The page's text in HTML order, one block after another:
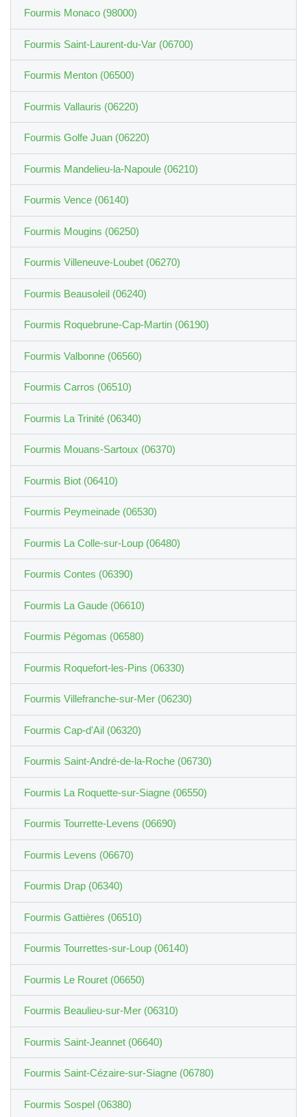
Fourmis Monaco (98000)
Fourmis Saint-Laurent-du-Var (06700)
Fourmis Menton (06500)
Fourmis Vallauris (06220)
Fourmis Golfe Juan (06220)
Fourmis Mandelieu-la-Napoule (06210)
Fourmis Vence (06140)
Fourmis Mougins (06250)
Fourmis Villeneuve-Loubet (06270)
Fourmis Beausoleil (06240)
Fourmis Roquebrune-Cap-Martin (06190)
Fourmis Valbonne (06560)
Fourmis Carros (06510)
Fourmis La Trinité (06340)
Fourmis Mouans-Sartoux (06370)
Fourmis Biot (06410)
Fourmis Peymeinade (06530)
Fourmis La Colle-sur-Loup (06480)
Fourmis Contes (06390)
Fourmis La Gaude (06610)
Fourmis Pégomas (06580)
Fourmis Roquefort-les-Pins (06330)
Fourmis Villefranche-sur-Mer (06230)
Fourmis Cap-d'Ail (06320)
Fourmis Saint-André-de-la-Roche (06730)
Fourmis La Roquette-sur-Siagne (06550)
Fourmis Tourrette-Levens (06690)
Fourmis Levens (06670)
Fourmis Drap (06340)
Fourmis Gattières (06510)
Fourmis Tourrettes-sur-Loup (06140)
Fourmis Le Rouret (06650)
Fourmis Beaulieu-sur-Mer (06310)
Fourmis Saint-Jeannet (06640)
Fourmis Saint-Cézaire-sur-Siagne (06780)
Fourmis Sospel (06380)